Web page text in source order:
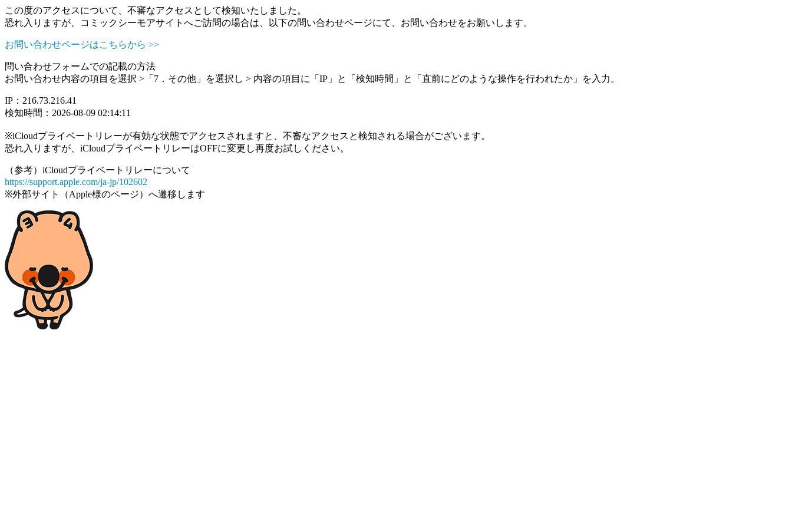
この度のアクセスについて、不審なアクセスとして検知いたしました。
恐れ入りますが、コミックシーモアサイトへご訪問の場合は、以下の問い合わせページにて、お問い合わせをお願いします。
お問い合わせページはこちらから >>
問い合わせフォームでの記載の方法
お問い合わせ内容の項目を選択 >「7．その他」を選択し > 内容の項目に「IP」と「検知時間」と「直前にどのような操作を行われたか」を入力。
IP：216.73.216.41
検知時間：2026-08-09 02:14:11
※iCloudプライベートリレーが有効な状態でアクセスされますと、不審なアクセスと検知される場合がございます。
恐れ入りますが、iCloudプライベートリレーはOFFに変更し再度お試しください。
（参考）iCloudプライベートリレーについて
https://support.apple.com/ja-jp/102602
※外部サイト（Apple様のページ）へ遷移します